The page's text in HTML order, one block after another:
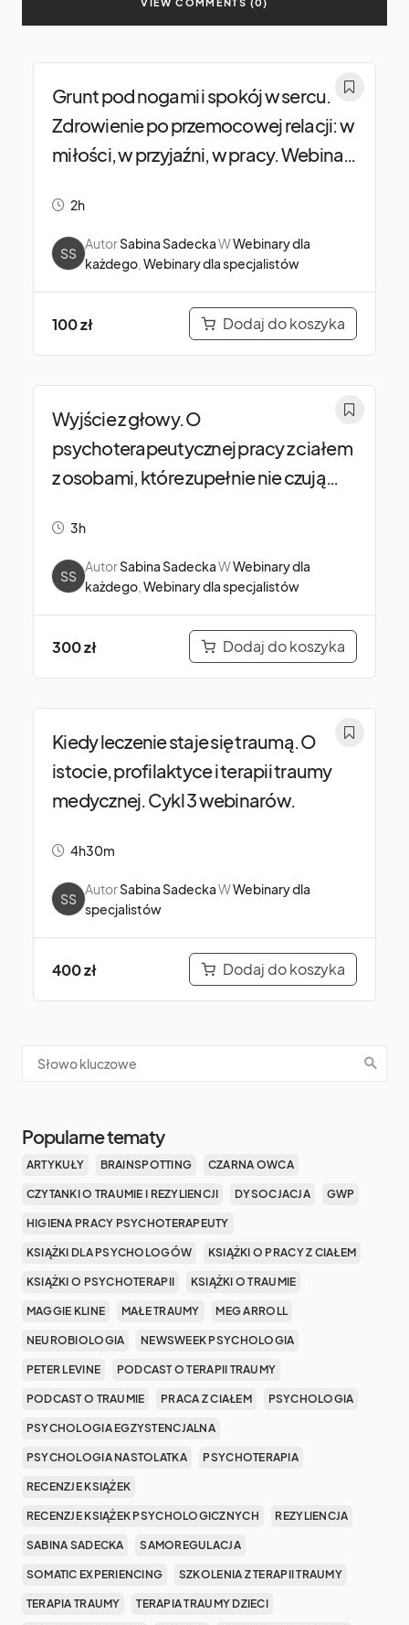
Grunt pod nogami i spokój w sercu.
Zdrowienie po przemocowej relacji: w
miłości, w przyjaźni, w pracy. Webinar
2h
SS
AutorSabina SadeckaWWebinary dla
każdego Webinary dla specjalistów
100zł Dodaj do koszyka
Wyjście z głowy. O
psychoterapeutycznej pracy z ciałem
z osobami, które zupełnie nie czują
3h
SS
AutorSabina SadeckaWWebinary dla
każdego Webinary dla specjalistów
300zł Dodaj do koszyka
Kiedy leczenie staje się traumą. O
istocie, profilaktyce i terapii traumy
medycznej. Cykl 3 webinarów.
4h30m
SS
AutorSabina SadeckaWWebinary dla
specjalistów
400zł Dodaj do koszyka
Popularne tematy
ARTYKUŁY BRAINSPOTTING CZARNA OWCA
CZYTANKI O TRAUMIE I REZYLIENCJI DYSOCJACJA GWP
HIGIENA PRACY PSYCHOTERAPEUTY
KSIĄŻKI DLA PSYCHOLOGÓW KSIĄŻKI O PRACY Z CIAŁEM
KSIĄŻKI O PSYCHOTERAPII KSIĄŻKI O TRAUMIE
MAGGIE KLINE MAŁE TRAUMY MEG ARROLL
NEUROBIOLOGIA NEWSWEEK PSYCHOLOGIA
PETER LEVINE PODCAST O TERAPII TRAUMY
PODCAST O TRAUMIE PRACA Z CIAŁEM PSYCHOLOGIA
PSYCHOLOGIA EGZYSTENCJALNA
PSYCHOLOGIA NASTOLATKA PSYCHOTERAPIA
RECENZJE KSIĄŻEK
RECENZJE KSIĄŻEK PSYCHOLOGICZNYCH REZYLIENCJA
SABINA SADECKA SAMOREGULACJA
SOMATIC EXPERIENCING SZKOLENIA Z TERAPII TRAUMY
TERAPIA TRAUMY TERAPIA TRAUMY DZIECI